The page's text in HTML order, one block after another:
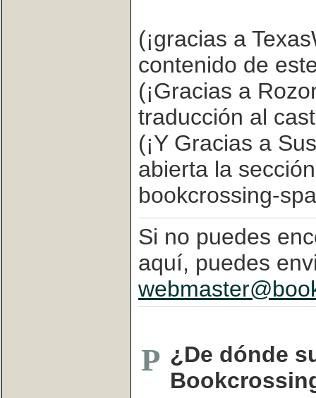
(¡gracias a
contenido de
(¡Gracias a
traducción al
(¡Y Gracias a
abierta la
bookcrossing-
Si no puedes
aquí, puedes
P ¿De dónde